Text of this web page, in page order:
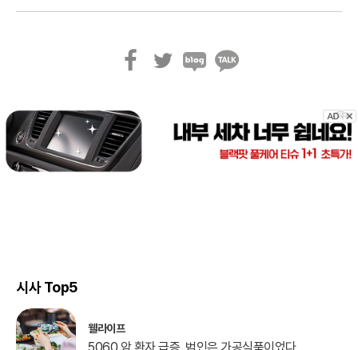
스
북
시사 Top5
웰라이프
5060 암 환자 급증, 범인은 가공식품이었다